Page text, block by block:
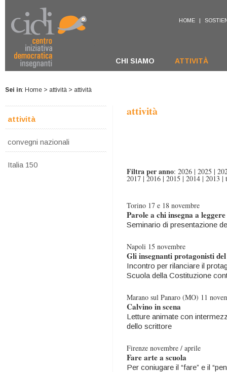
HOME |
CHI SIAMO ATTIVITÀ
Sei in: Home > attività > attività
attività
convegni nazionali
Italia 150
attività
Filtra per anno: 2026 | 2025 |
2017 | 2016 | 2015 | 2014 | 2013 |
Torino 17 e 18 novembre
Parole a chi insegna a
Seminario di presentazione
Napoli 15 novembre
Gli insegnanti protagonisti
Incontro per rilanciare il
Scuola della Costituzione
Marano sul Panaro (MO) 11
Calvino in scena
Letture animate con
dello scrittore
Firenze novembre / aprile
Fare arte a scuola
Per coniugare il “fare” e il